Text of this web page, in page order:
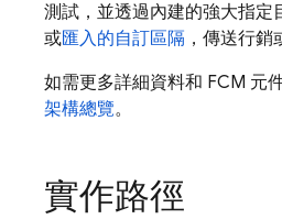
測試，並透過內建的強大指定
或匯入的自訂區隔 ，傳送行銷
如需更多詳細資料和 FCM 元
架構總覽。
實作路徑